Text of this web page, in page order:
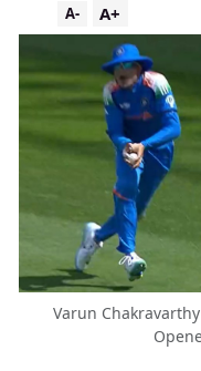
A+
A-
Varun Chakravarthy